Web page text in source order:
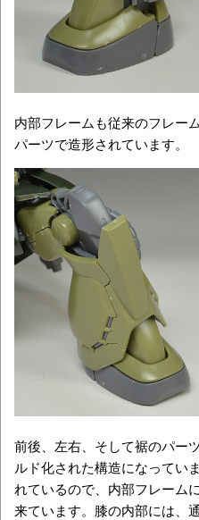
内部フレームも従来のフレー
パーツで造形されています。
前後、左右、そして裾のパー
ルド化された構造になってい
れているので、内部フレーム
来ています。膝の内部には、